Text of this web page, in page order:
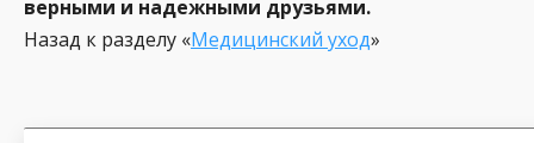
верными и надежными друзьями.
Назад к разделу «Медицинский уход»